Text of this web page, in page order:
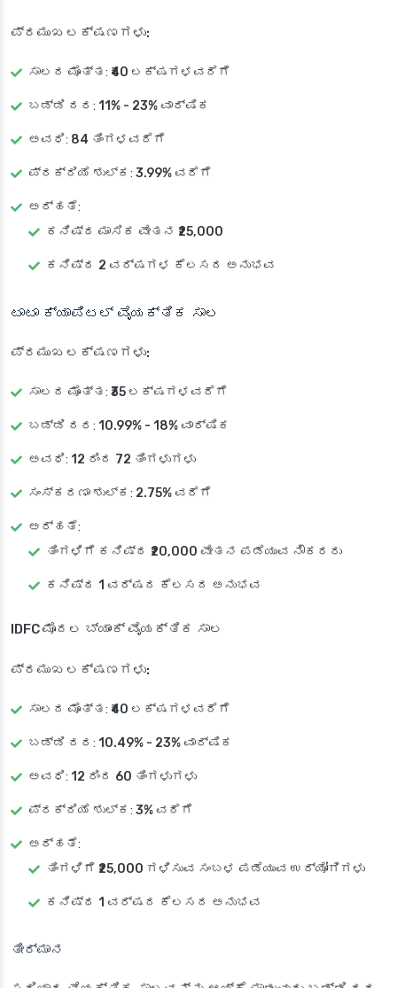
ಪ್ರಮುಖ ಲಕ್ಷಣಗಳು:
ಸಾಲದ ಮೊತ್ತ: ₹40 ಲಕ್ಷಗಳವರೆಗೆ
ಬಡ್ಡಿ ದರ : 11% - 23% ವಾರ್ಷಿಕ
ಅವಧಿ: 84 ತಿಂಗಳವರೆಗೆ
ಪ್ರಕ್ರಿಯೆ ಶುಲ್ಕ : 3.99% ವರೆಗೆ
ಅರ್ಹತೆ:
ಕನಿಷ್ಠ ಮಾಸಿಕ ವೇತನ ₹25,000
ಕನಿಷ್ಠ 2 ವರ್ಷಗಳ ಕೆಲಸದ ಅನುಭವ
ಟಾಟಾ ಕ್ಯಾಪಿಟಲ್ ವೈಯಕ್ತಿಕ ಸಾಲ
ಪ್ರಮುಖ ಲಕ್ಷಣಗಳು:
ಸಾಲದ ಮೊತ್ತ: ₹35 ಲಕ್ಷಗಳವರೆಗೆ
ಬಡ್ಡಿ ದರ : 10.99% - 18% ವಾರ್ಷಿಕ
ಅವಧಿ: 12 ರಿಂದ 72 ತಿಂಗಳುಗಳು
ಸಂಸ್ಕರಣಾ ಶುಲ್ಕ : 2.75% ವರೆಗೆ
ಅರ್ಹತೆ:
ತಿಂಗಳಿಗೆ ಕನಿಷ್ಠ ₹20,000 ವೇತನ ಪಡೆಯುವ ನೌಕರರು
ಕನಿಷ್ಠ 1 ವರ್ಷದ ಕೆಲಸದ ಅನುಭವ
IDFC ಮೊದಲ ಬ್ಯಾಂಕ್ ವೈಯಕ್ತಿಕ ಸಾಲ
ಪ್ರಮುಖ ಲಕ್ಷಣಗಳು:
ಸಾಲದ ಮೊತ್ತ: ₹40 ಲಕ್ಷಗಳವರೆಗೆ
ಬಡ್ಡಿ ದರ : 10.49% - 23% ವಾರ್ಷಿಕ
ಅವಧಿ: 12 ರಿಂದ 60 ತಿಂಗಳುಗಳು
ಪ್ರಕ್ರಿಯೆ ಶುಲ್ಕ : 3% ವರೆಗೆ
ಅರ್ಹತೆ:
ತಿಂಗಳಿಗೆ ₹25,000 ಗಳಿಸುವ ಸಂಬಳ ಪಡೆಯುವ ಉದ್ಯೋಗಿಗಳು
ಕನಿಷ್ಠ 1 ವರ್ಷದ ಕೆಲಸದ ಅನುಭವ
ತೀರ್ಮಾನ